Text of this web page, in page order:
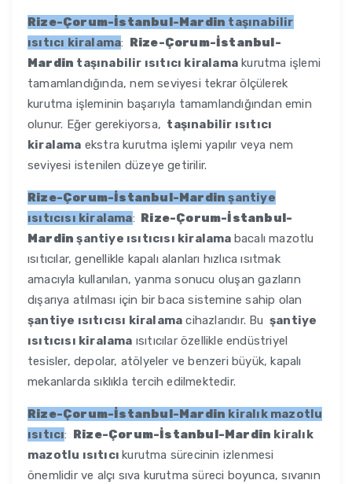
Rize-Çorum-İstanbul-Mardin taşınabilir
ısıtıcı kiralama: Rize-Çorum-İstanbul-
Mardin taşınabilir ısıtıcı kiralama kurutma işlemi
tamamlandığında, nem seviyesi tekrar ölçülerek
kurutma işleminin başarıyla tamamlandığından emin
olunur. Eğer gerekiyorsa, taşınabilir ısıtıcı
kiralama ekstra kurutma işlemi yapılır veya nem
seviyesi istenilen düzeye getirilir.
Rize-Çorum-İstanbul-Mardin şantiye
ısıtıcısı kiralama: Rize-Çorum-İstanbul-
Mardin şantiye ısıtıcısı kiralama bacalı mazotlu
ısıtıcılar, genellikle kapalı alanları hızlıca ısıtmak
amacıyla kullanılan, yanma sonucu oluşan gazların
dışarıya atılması için bir baca sistemine sahip olan
şantiye ısıtıcısı kiralama cihazlarıdır. Bu şantiye
ısıtıcısı kiralama ısıtıcılar özellikle endüstriyel
tesisler, depolar, atölyeler ve benzeri büyük, kapalı
mekanlarda sıklıkla tercih edilmektedir.
Rize-Çorum-İstanbul-Mardin kiralık mazotlu
ısıtıcı: Rize-Çorum-İstanbul-Mardin kiralık
mazotlu ısıtıcıkurutma sürecinin izlenmesi
önemlidir ve alçı sıva kurutma süreci boyunca, sıvanın